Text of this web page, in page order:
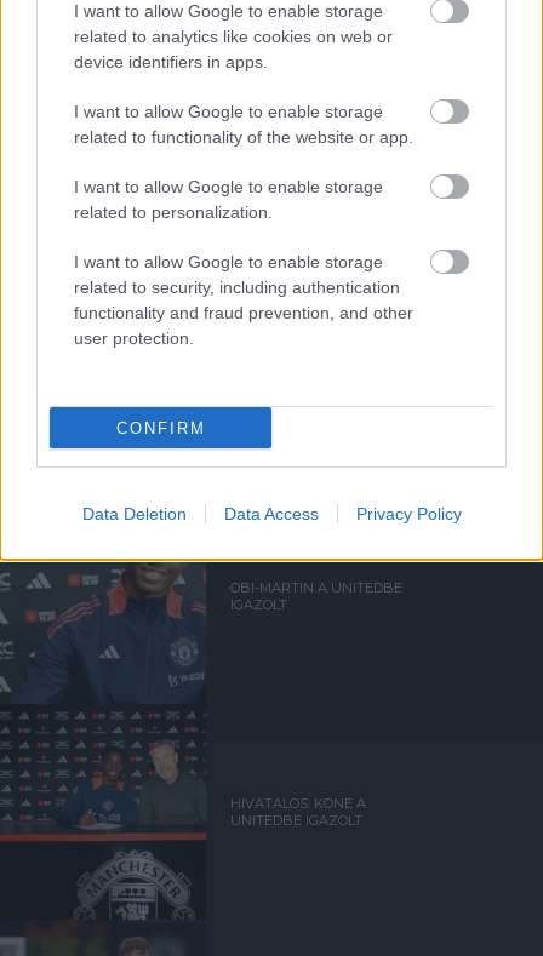
I want to allow Google to enable storage
related to analytics like cookies on web or
device identifiers in apps.
I want to allow Google to enable storage
related to functionality of the website or app.
I want to allow Google to enable storage
related to personalization.
I want to allow Google to enable storage
related to security, including authentication
functionality and fraud prevention, and other
user protection.
CONFIRM
Data Deletion Data Access Privacy Policy
Kapcsolódó hírek
ÁTIGAZOLÁSOK
OBI-MARTIN A UNITEDBE
IGAZOLT
HIVATALOS: KONE A
UNITEDBE IGAZOLT